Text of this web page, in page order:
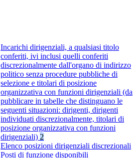
Incarichi dirigenziali, a qualsiasi titolo
conferiti, ivi inclusi quelli conferiti
discrezionalmente dall'organo di indirizzo
politico senza procedure pubbliche di
selezione e titolari di posizione
organizzativa con funzioni dirigenziali (da
pubblicare in tabelle che distinguano le
seguenti situazioni: dirigenti, dirigenti
individuati discrezionalmente, titolari di
posizione organizzativa con funzioni
dirigenziali) 2
Elenco posizioni dirigenziali discrezionali
Posti di funzione disponibili